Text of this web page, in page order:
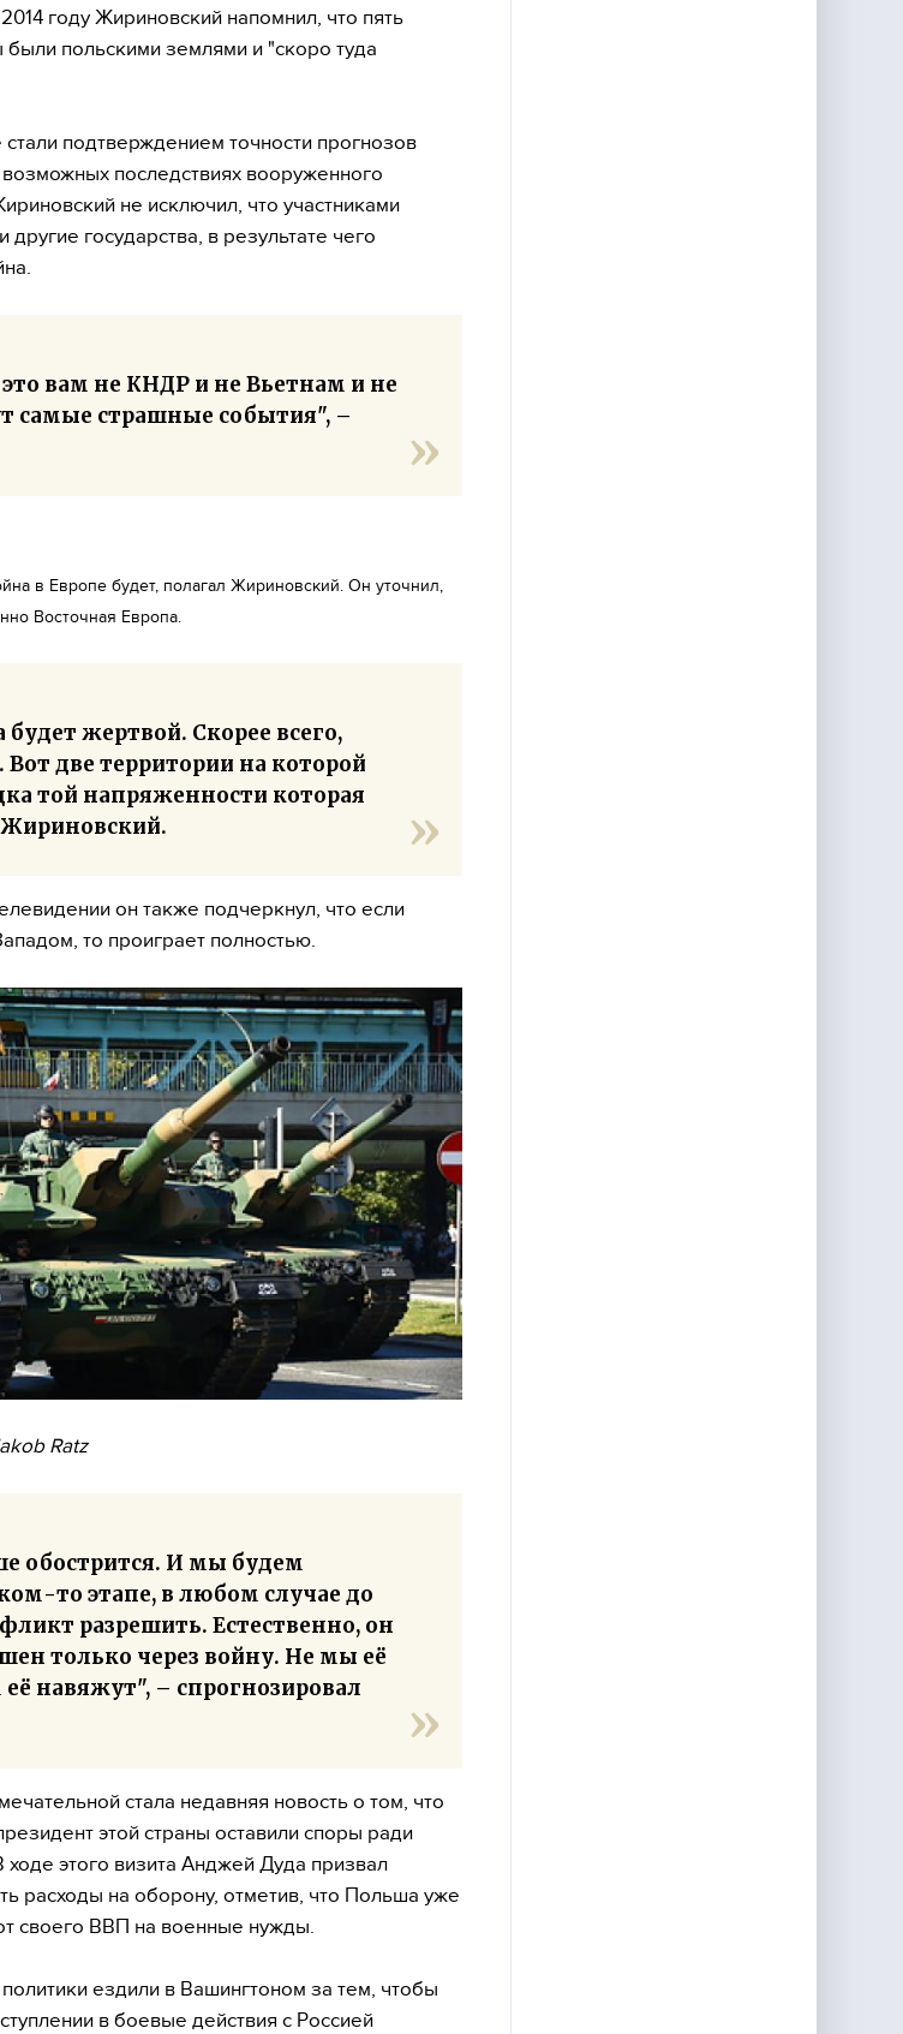
году Жириновский напомнил, что пять
польскими землями и "скоро туда
подтверждением точности прогнозов
последствиях вооруженного
не исключил, что участниками
другие государства, в результате чего
вам не КНДР и не Вьетнам и не
самые страшные события", –
в Европе будет, полагал Жириновский. Он уточнил,
Восточная Европа.
жертвой. Скорее всего,
две территории на которой
той напряженности которая
он также подчеркнул, что если
то проиграет полностью.
Ratz
обострится. И мы будем
то этапе, в любом случае до
разрешить. Естественно, он
только через войну. Не мы её
навяжут", – спрогнозировал
стала недавняя новость о том, что
этой страны оставили споры ради
этого визита Анджей Дуда призвал
расходы на оборону, отметив, что Польша уже
своего ВВП на военные нужды.
ездили в Вашингтоном за тем, чтобы
в боевые действия с Россией